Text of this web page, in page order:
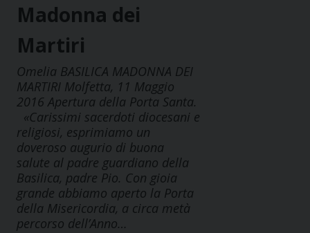
Madonna dei
Martiri
Omelia BASILICA MADONNA DEI
MARTIRI Molfetta, 11 Maggio
2016 Apertura della Porta Santa.
«Carissimi sacerdoti diocesani e
religiosi, esprimiamo un
doveroso augurio di buona
salute al padre guardiano della
Basilica, padre Pio. Con gioia
grande abbiamo aperto la Porta
della Misericordia, a circa metà
percorso dell’Anno…